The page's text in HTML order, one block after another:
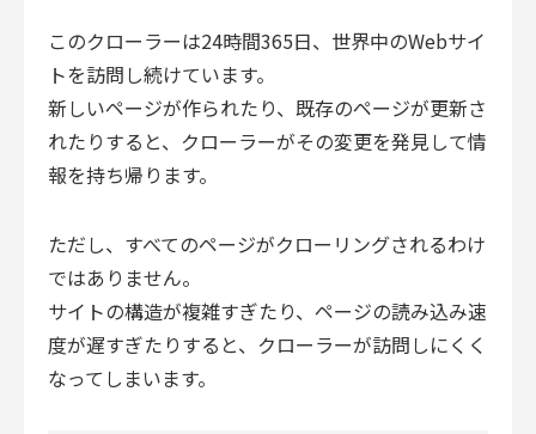
このクローラーは24時間365日、世界中のWebサイ
トを訪問し続けています。
新しいページが作られたり、既存のページが更新さ
れたりすると、クローラーがその変更を発見して情
報を持ち帰ります。
ただし、すべてのページがクローリングされるわけ
ではありません。
サイトの構造が複雑すぎたり、ページの読み込み速
度が遅すぎたりすると、クローラーが訪問しにくく
なってしまいます。